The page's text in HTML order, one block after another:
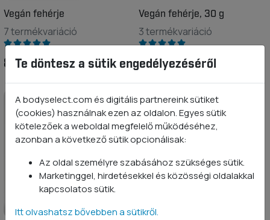
Vegán fehérje
7 termékvariáció
8 490 Ft -tól
Vegán fehérje, 30 g
3 termékvariáció
400 Ft
Te döntesz a sütik engedélyezéséről
A bodyselect.com és digitális partnereink sütiket
(cookies) használnak ezen az oldalon. Egyes sütik
kötelezőek a weboldal megfelelő működéséhez,
azonban a következő sütik opcionálisak:
Az oldal személyre szabásához szükséges sütik.
Marketinggel, hirdetésekkel és közösségi oldalakkal
kapcsolatos sütik.
Itt olvashatsz bővebben a sütikről.